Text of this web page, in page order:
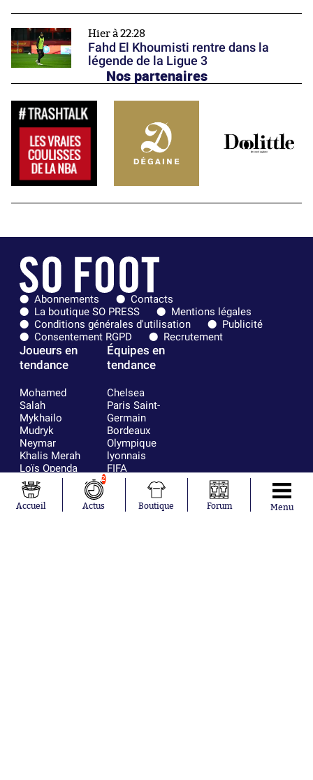
Hier à 22:28
Fahd El Khoumisti rentre dans la
légende de la Ligue 3
Nos partenaires
Abonnements
Contacts
La boutique SO PRESS
Mentions légales
Conditions générales d'utilisation
Publicité
Consentement RGPD
Recrutement
Joueurs en
tendance
Mohamed
Salah
Mykhailo
Mudryk
Neymar
Khalis Merah
Loïs Openda
Moussa
Niakhaté
Nicolás
Équipes en
tendance
Chelsea
Paris Saint-
Germain
Bordeaux
Olympique
lyonnais
FIFA
Real Madrid
RC Strasbourg
AC Milan
Accueil
2
Actus Boutique Forum Menu